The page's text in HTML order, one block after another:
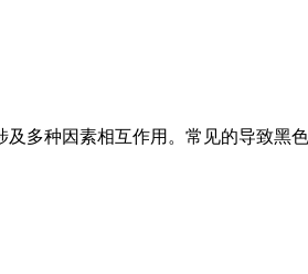
多种因素相互作用。常见的导致黑